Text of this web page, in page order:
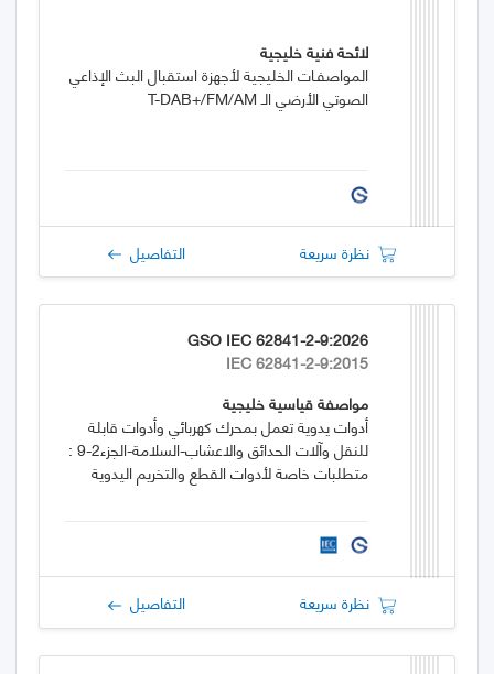
لائحة فنية خليجية
المواصفـات الخليجية لأجهزة استقبال البث الإذاعي
الصوتي الأرضي الـ T-DAB+/FM/AM
نظرة سريعة التفاصيل
GSO IEC 62841-2-9:2026
IEC 62841-2-9:2015
مواصفة قياسية خليجية
أدوات يدوية تعمل بمحرك كهربائي وأدوات قابلة
للنقل وآلات الحدائق والاعشاب-السلامة-الجزء2-9 :
متطلبات خاصة لأدوات القطع والتخريم اليدوية
نظرة سريعة التفاصيل